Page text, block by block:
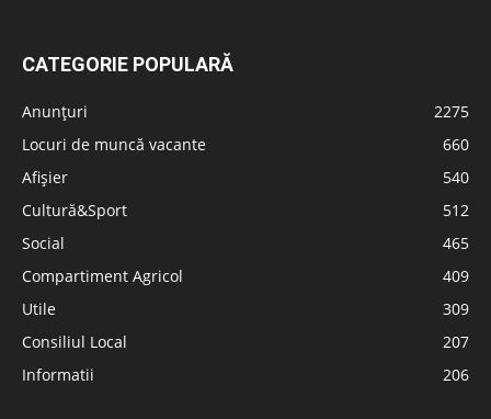
CATEGORIE POPULARĂ
Anunțuri
2275
Locuri de muncă vacante
660
Afișier
540
Cultură&Sport
512
Social
465
Compartiment Agricol
409
Utile
309
Consiliul Local
207
Informatii
206